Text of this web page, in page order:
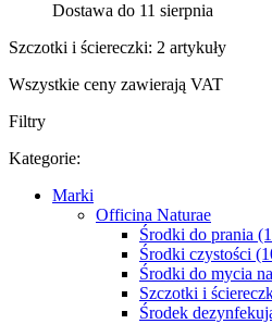
Dostawa do 11 sierpnia
Szczotki i ściereczki: 2 artykuły
Wszystkie ceny zawierają VAT
Filtry
Kategorie:
Marki
Officina Naturae
Środki do prania
Środki czystości
Środki do mycia
Szczotki i
Środek